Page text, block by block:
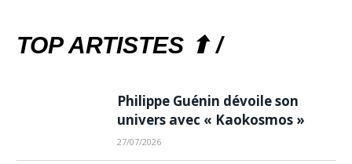
TOP ARTISTES ⬆ /
Philippe Guénin dévoile son
univers avec « Kaokosmos »
27/07/2026